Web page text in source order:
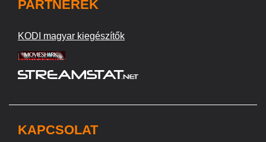
PARTNEREK
KODI magyar kiegészítők
KAPCSOLAT